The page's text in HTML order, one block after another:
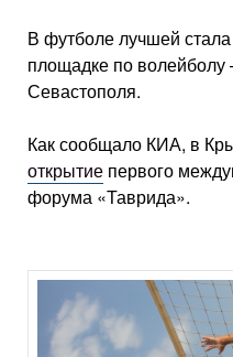
В футболе лучшей
площадке по
Севастополя.
Как сообщало КИА, в
открытие первого
форума «Таврида».